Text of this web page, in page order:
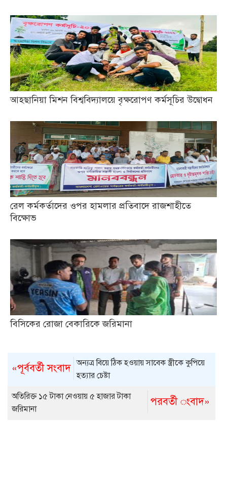
আহছানিয়া মিশন বিশ্ববিদ্যালয়ে বৃক্ষরোপণ কর্মসূচির উদ্বোধন
রেল কর্মকর্তাদের ওপর হামলার প্রতিবাদে রাজশাহীতে
বিক্ষোভ
বিসিকের রোজা বেকারিকে জরিমানা
«পূর্ববর্তী সংবাদ অন্যত্র বিয়ে ঠিক হওয়ায় সাবেক স্ত্রীকে কুপিয়ে
হত্যার চেষ্টা
পরবর্তী ংবাদ»
অতিরিক্ত ১৫ টাকা নেওয়ায় ৫ হাজার টাকা
জরিমানা